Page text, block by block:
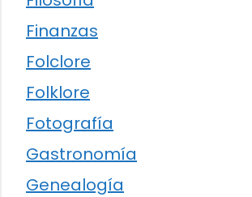
Finanzas
Folclore
Folklore
Fotografía
Gastronomía
Genealogía